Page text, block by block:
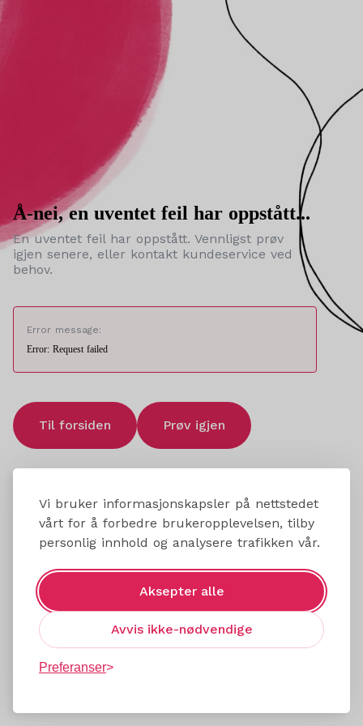
Vi bruker informasjonskapsler på nettstedet
vårt for å forbedre brukeropplevelsen, tilby
personlig innhold og analysere trafikken vår.
Aksepter alle
Avvis ikke-nødvendige
Preferanser
Å-nei, en uventet feil har oppstått...
En uventet feil har oppstått. Vennligst prøv
igjen senere, eller kontakt kundeservice ved
behov.
Error message:
Error: Request failed
Til forsiden Prøv igjen